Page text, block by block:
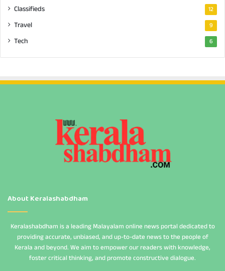
Classifieds 12
Travel 9
Tech 6
About Keralashabdham
Keralashabdham is a leading Malayalam online news portal dedicated to
providing accurate, unbiased, and up-to-date news to the people of
Kerala and beyond. We aim to empower our readers with knowledge,
foster critical thinking, and promote constructive dialogue.